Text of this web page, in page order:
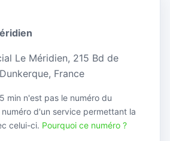
Le Méridien, 215 Bd de
France
min n'est pas le numéro du
d'un service permettant la
celui-ci. Pourquoi ce numéro ?